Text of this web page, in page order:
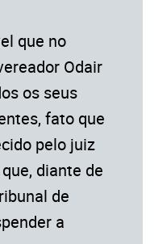
que no
Odair
os seus
fato que
pelo juiz
diante de
de
a